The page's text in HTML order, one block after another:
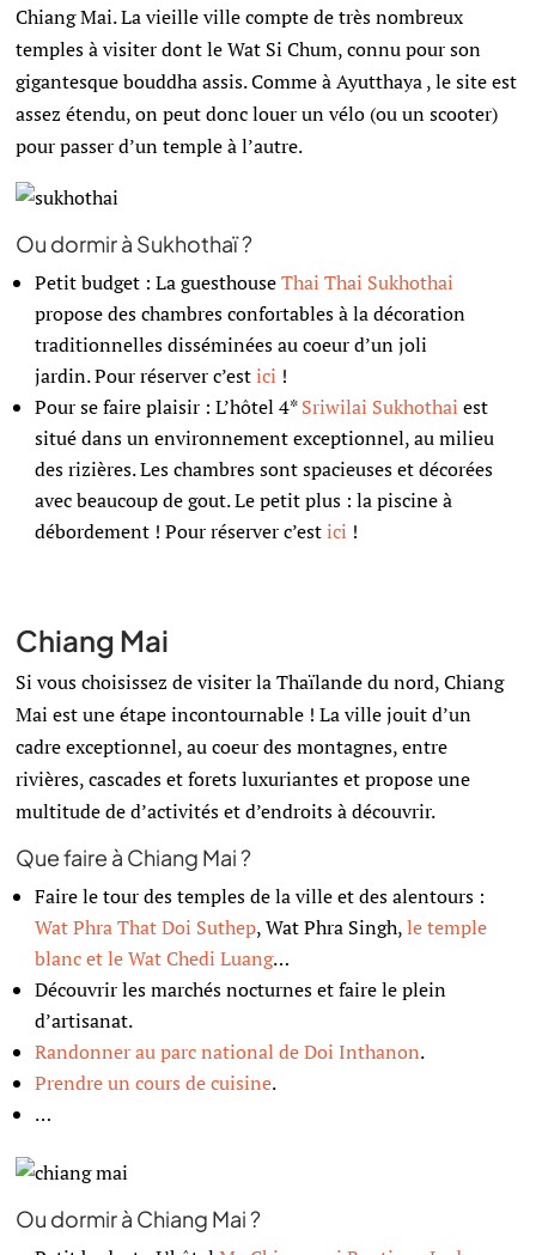
Chiang Mai. La vieille ville compte de très nombreux
temples à visiter dont le Wat Si Chum, connu pour son
gigantesque bouddha assis. Comme à Ayutthaya , le site est
assez étendu, on peut donc louer un vélo (ou un scooter)
pour passer d’un temple à l’autre.
Ou dormir à Sukhothaï ?
Petit budget : La guesthouseThai Thai Sukhothai
propose des chambres confortables à la décoration
traditionnelles disséminées au coeur d’un joli
jardin.Pour réserver c’estici !
Pour se faire plaisir : L’hôtel 4*Sriwilai Sukhothai est
situé dans un environnement exceptionnel, au milieu
des rizières. Les chambres sont spacieuses et décorées
avec beaucoup de gout. Le petit plus : la piscine à
débordement !Pour réserver c’estici !
Chiang Mai
Si vous choisissez de visiter la Thaïlande du nord, Chiang
Mai est une étape incontournable ! La ville jouit d’un
cadre exceptionnel, au coeur des montagnes, entre
rivières, cascades et forets luxuriantes et propose une
multitude de d’activités et d’endroits à découvrir.
Que faire à Chiang Mai ?
Faire le tour des temples de la ville et des alentours :
Wat Phra That Doi Suthep, Wat Phra Singh,le temple
blanc et le Wat Chedi Luang…
Découvrir les marchés nocturnes et faire le plein
d’artisanat.
Randonner auparc national de Doi Inthanon.
Prendre un cours de cuisine.
…
Ou dormir à Chiang Mai ?